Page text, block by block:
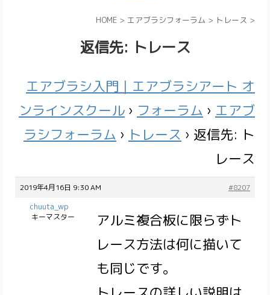
HOME > エアブラシフォーラム > トレース >
返信先: トレース
エアブラシ入門｜エアブラシアート オ
ンラインスクール › フォーラム › エアブ
ラシフォーラム › トレース › 返信先: ト
レース
2019年4月16日 9:30 AM #8207
chuuta_wp
キーマスター
アルミ複合板に限らずト
レース方法は何に描いて
も同じです。